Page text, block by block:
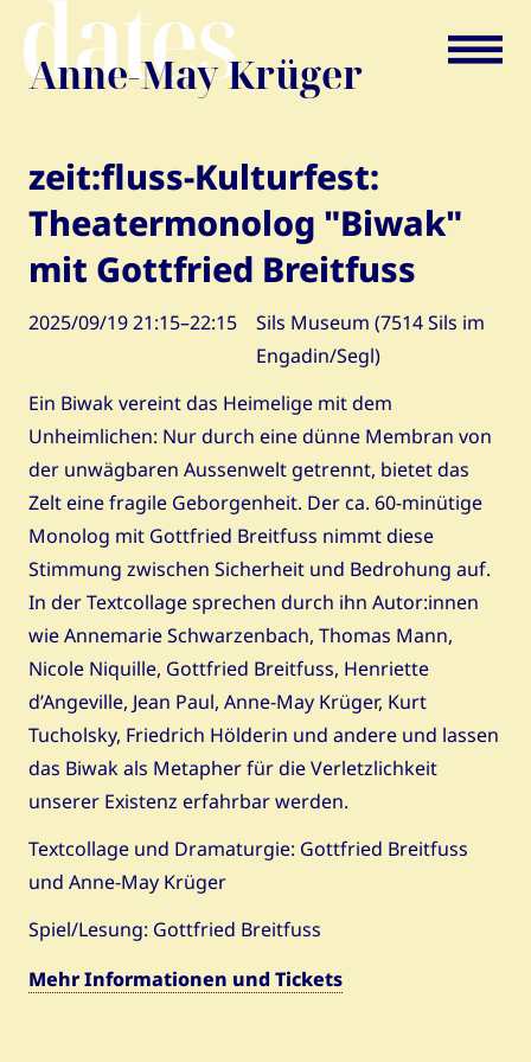
Skip
navigation
Anne-May Krüger
zeit:fluss-Kulturfest:
Theatermonolog "Biwak"
mit Gottfried Breitfuss
2025/09/19 21:15–22:15
Sils Museum (7514 Sils im
Engadin/Segl)
Ein Biwak vereint das Heimelige mit dem
Unheimlichen: Nur durch eine dünne Membran von
der unwägbaren Aussenwelt getrennt, bietet das
Zelt eine fragile Geborgenheit. Der ca. 60-minütige
Monolog mit Gottfried Breitfuss nimmt diese
Stimmung zwischen Sicherheit und Bedrohung auf.
In der Textcollage sprechen durch ihn Autor:innen
wie Annemarie Schwarzenbach, Thomas Mann,
Nicole Niquille, Gottfried Breitfuss, Henriette
d’Angeville, Jean Paul, Anne-May Krüger, Kurt
Tucholsky, Friedrich Hölderin und andere und lassen
das Biwak als Metapher für die Verletzlichkeit
unserer Existenz erfahrbar werden.
Textcollage und Dramaturgie: Gottfried Breitfuss
und Anne-May Krüger
Spiel/Lesung: Gottfried Breitfuss
Mehr Informationen und Tickets